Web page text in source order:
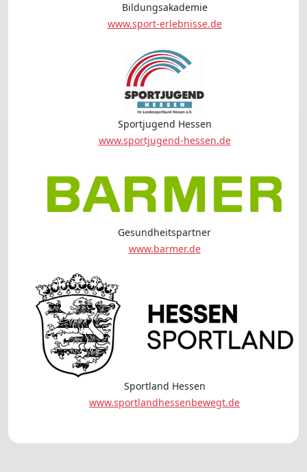
Bildungsakademie
www.sport-erlebnisse.de
Sportjugend Hessen
www.sportjugend-hessen.de
Gesundheitspartner
www.barmer.de
Sportland Hessen
www.sportlandhessenbewegt.de